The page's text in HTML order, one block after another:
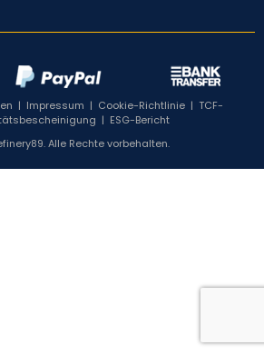
| Impressum | Cookie-Richtlinie | TCF-
| ESG-Bericht
Alle Rechte vorbehalten.